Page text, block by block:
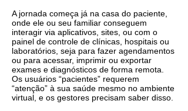
‌A‌ ‌jornada‌ ‌começa‌ ‌já‌ ‌na‌ ‌casa‌ ‌do‌ ‌paciente,
‌onde‌ ‌ele‌ ‌ou‌ ‌seu‌ ‌familiar‌ ‌conseguem‌
‌interagir‌ ‌via‌ ‌aplicativos,‌ ‌sites,‌ ‌ou‌ ‌com‌ ‌o‌
‌painel‌ ‌de‌ ‌controle‌ ‌de‌ ‌clínicas,‌ ‌hospitais‌ ‌ou‌
‌laboratórios, seja‌ ‌para‌ ‌fazer agendamentos‌
‌ou‌ ‌para acessar,‌ ‌imprimir‌ ‌ou‌ ‌exportar‌
‌exames‌ ‌e‌ ‌diagnósticos‌ ‌de‌ ‌forma‌ ‌remota.
Os‌ ‌usuários‌ “pacientes”‌ requerem‌
‌“atenção”‌ ‌à‌ ‌sua‌ ‌saúde‌ ‌mesmo‌ no ambiente
‌virtual, e os gestores precisam saber disso.